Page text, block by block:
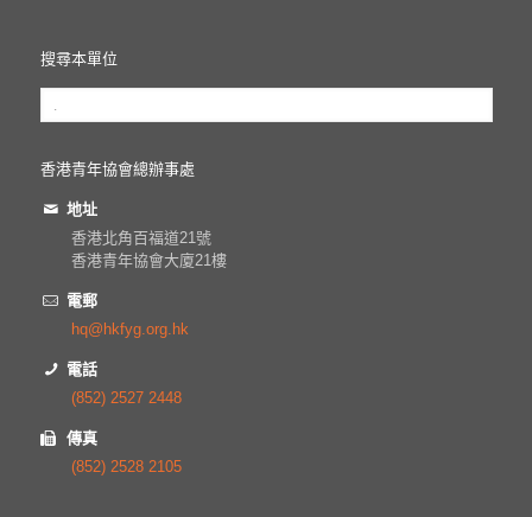
搜尋本單位
香港青年協會總辦事處
地址
香港北角百福道21號
香港青年協會大廈21樓
電郵
hq@hkfyg.org.hk
電話
(852) 2527 2448
傳真
(852) 2528 2105